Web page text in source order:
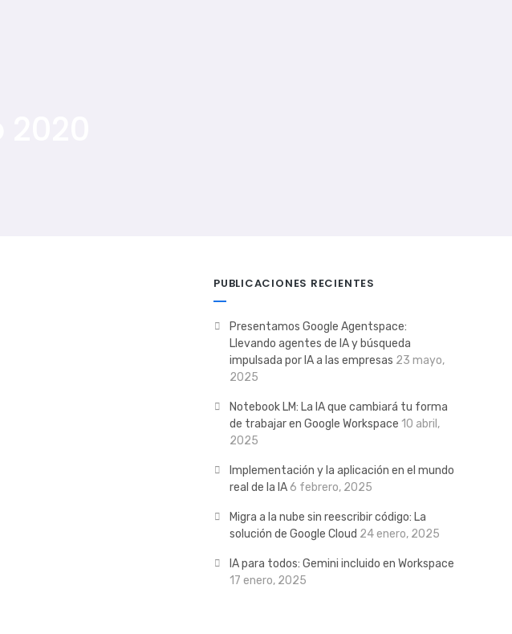
PUBLICACIONES RECIENTES
Presentamos Google Agentspace:
Llevando agentes de IA y búsqueda
impulsada por IA a las empresas 23 mayo,
2025
Notebook LM: La IA que cambiará tu forma
de trabajar en Google Workspace 10 abril,
2025
Implementación y la aplicación en el mundo
real de la IA 6 febrero, 2025
Migra a la nube sin reescribir código: La
solución de Google Cloud 24 enero, 2025
IA para todos: Gemini incluido en Workspace
17 enero, 2025